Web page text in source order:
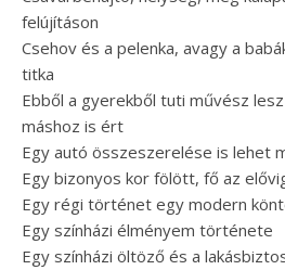
felújításon
Csehov és a pelenka, avagy a
titka
Ebből a gyerekből tuti művész
máshoz is ért
Egy autó összeszerelése is lehet
Egy bizonyos kor fölött, fő az
Egy régi történet egy modern
Egy színházi élményem története
Egy színházi öltöző és a